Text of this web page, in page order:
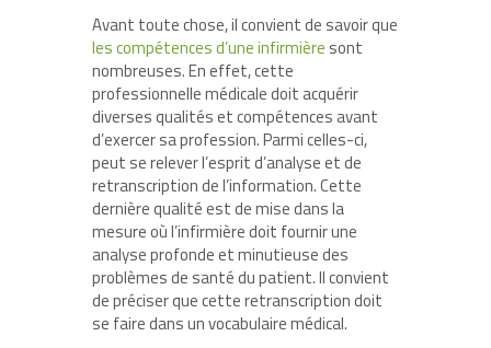
Avant toute chose, il convient de savoir que
les compétences d’une infirmière sont
nombreuses. En effet, cette
professionnelle médicale doit acquérir
diverses qualités et compétences avant
d’exercer sa profession. Parmi celles-ci,
peut se relever l’esprit d’analyse et de
retranscription de l’information. Cette
dernière qualité est de mise dans la
mesure où l’infirmière doit fournir une
analyse profonde et minutieuse des
problèmes de santé du patient. Il convient
de préciser que cette retranscription doit
se faire dans un vocabulaire médical.